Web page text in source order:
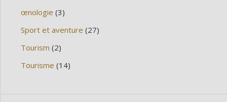
œnologie (3)
Sport et aventure (27)
Tourism (2)
Tourisme (14)